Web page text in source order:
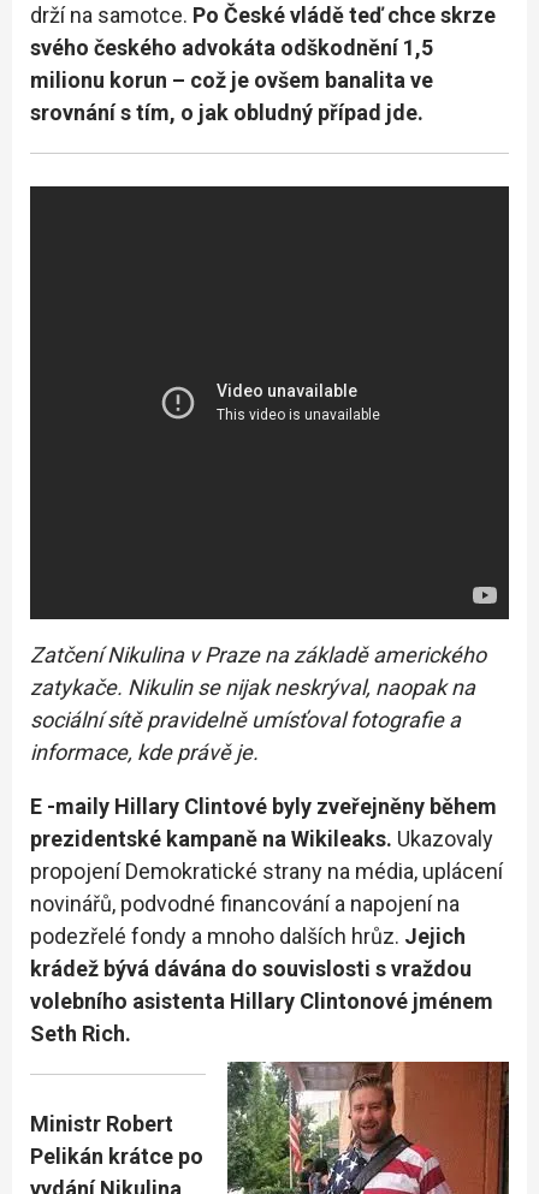
drží na samotce. Po České vládě teď chce skrze
svého českého advokáta odškodnění 1,5
milionu korun – což je ovšem banalita ve
srovnání s tím, o jak obludný případ jde.
Zatčení Nikulina v Praze na základě amerického
zatykače. Nikulin se nijak neskrýval, naopak na
sociální sítě pravidelně umísťoval fotografie a
informace, kde právě je.
E -maily Hillary Clintové byly zveřejněny během
prezidentské kampaně na Wikileaks. Ukazovaly
propojení Demokratické strany na média, uplácení
novinářů, podvodné financování a napojení na
podezřelé fondy a mnoho dalších hrůz. Jejich
krádež bývá dávána do souvislosti s vraždou
volebního asistenta Hillary Clintonové jménem
Seth Rich.
Ministr Robert
Pelikán krátce po
vydání Nikulina